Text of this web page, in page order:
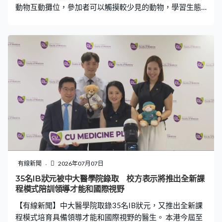
動物互動攤位，參加者可以觸摸較少見的動物，學習生態
交，甚或是一些公開組的比賽，都見到有子女夥拍他們的
父母一起出賽，因為這個球賽不是只鬥力，是鬥智又鬥技
巧，所以小朋友不一定會輸蝕，大人亦可以有互補。」 高
輪單車19世紀於歐洲流行，車輪前大後小，要保持平衡上
車充滿挑戰。亞洲高輪單車總會總幹事鄭子慧：「現在的
數碼世界很怕在外面曬，不要緊，我們有室內室外的活動
招待你們，希望鼓勵香港人多出來活動一下，我相信這是
很健康的運動，新穎又復刻的感覺。」 靜態一點有動物體
驗攤位，可以親手觸摸小動物，透過動物打開不同學習領
域。小小寵物園園長朱昊林：「一定要聽畢工作人員指示
後才可以觸摸，不是一拿出來，純粹來摸動物或影相就
算，而是要有知識傳授。透過動物，讓他們學習簡單的生
物學知識，生態保育概念和生命教育。」家長和小朋友摸
手。 運動消閒博覽今年有約1
有線新聞 2026年07月07日
35名IB狀元被中大醫學院錄取 校方表示將推出全新課
程模式陪訓領導才能和國際視野
【有線新聞】中大醫學院取錄35名IB狀元，又推出全新課
程模式培育具備領導才能和國際視野的醫生。 本港今屆至